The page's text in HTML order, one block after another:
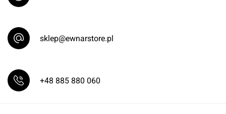
sklep@ewnarstore.pl
+48 885 880 060